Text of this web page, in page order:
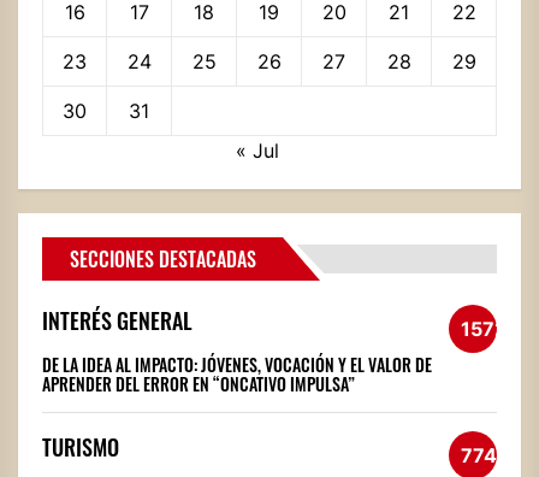
16 17 18 19 20 21 22
23 24 25 26 27 28 29
30
31
« Jul
SECCIONES DESTACADAS
INTERÉS GENERAL 1572
DE LA IDEA AL IMPACTO: JÓVENES, VOCACIÓN Y EL VALOR DE
APRENDER DEL ERROR EN “ONCATIVO IMPULSA”
TURISMO 774